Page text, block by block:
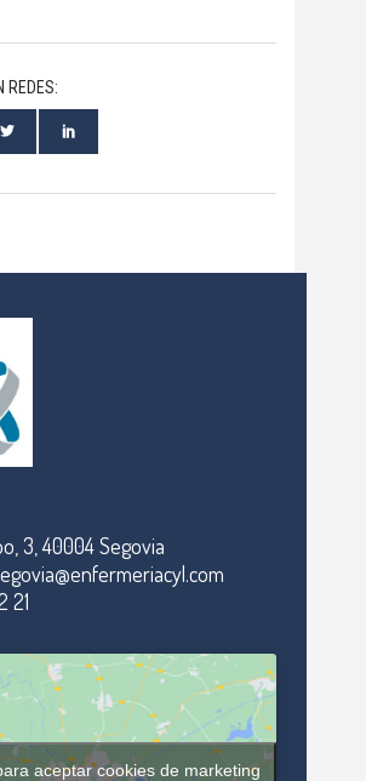
REDES:
3, 40004 Segovia
21
aceptar cookies de marketing